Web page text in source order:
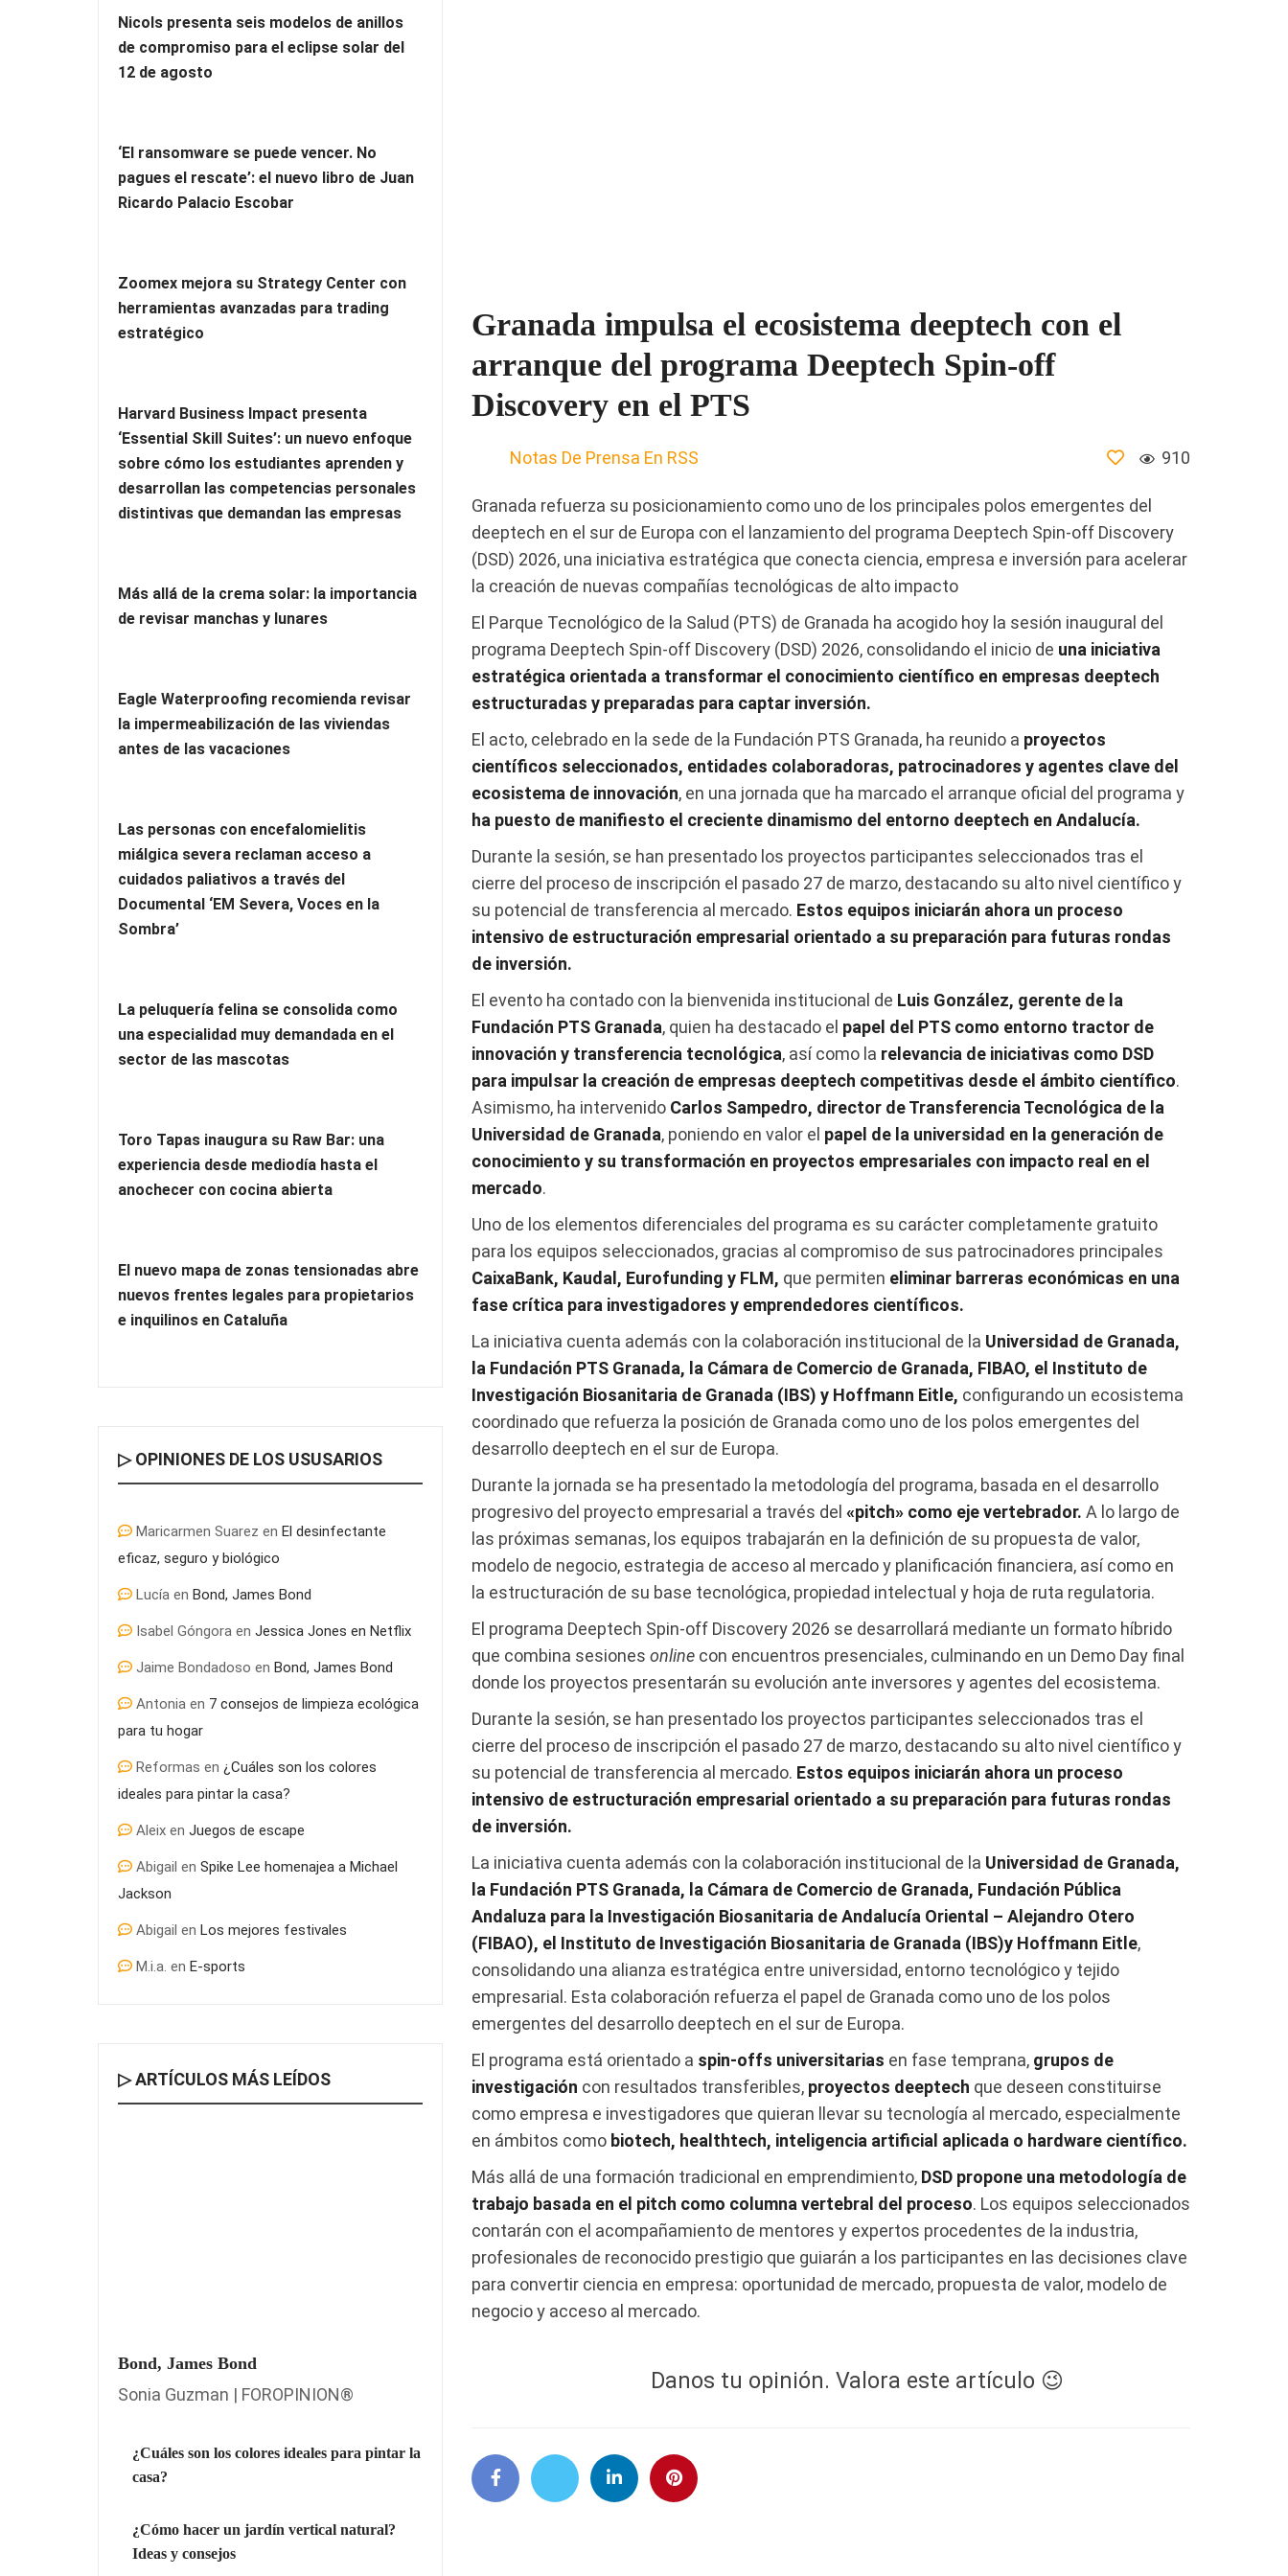
Granada impulsa el ecosistema deeptech con el
arranque del programa Deeptech Spin-off
Discovery en el PTS
Notas De Prensa En RSS 910
Granada refuerza su posicionamiento como uno de los principales polos emergentes del
deeptech en el sur de Europa con el lanzamiento del programa Deeptech Spin-off Discovery
(DSD) 2026, una iniciativa estratégica que conecta ciencia, empresa e inversión para acelerar
la creación de nuevas compañías tecnológicas de alto impacto
El Parque Tecnológico de la Salud (PTS) de Granada ha acogido hoy la sesión inaugural del
programa Deeptech Spin-off Discovery (DSD) 2026, consolidando el inicio de una iniciativa
estratégica orientada a transformar el conocimiento científico en empresas deeptech
estructuradas y preparadas para captar inversión.
El acto, celebrado en la sede de la Fundación PTS Granada, ha reunido a proyectos
científicos seleccionados, entidades colaboradoras, patrocinadores y agentes clave del
ecosistema de innovación, en una jornada que ha marcado el arranque oficial del programa y
ha puesto de manifiesto el creciente dinamismo del entorno deeptech en Andalucía.
Durante la sesión, se han presentado los proyectos participantes seleccionados tras el
cierre del proceso de inscripción el pasado 27 de marzo, destacando su alto nivel científico y
su potencial de transferencia al mercado. Estos equipos iniciarán ahora un proceso
intensivo de estructuración empresarial orientado a su preparación para futuras rondas
de inversión.
El evento ha contado con la bienvenida institucional de Luis González, gerente de la
Fundación PTS Granada, quien ha destacado el papel del PTS como entorno tractor de
innovación y transferencia tecnológica, así como la relevancia de iniciativas como DSD
para impulsar la creación de empresas deeptech competitivas desde el ámbito científico.
Asimismo, ha intervenido Carlos Sampedro, director de Transferencia Tecnológica de la
Universidad de Granada, poniendo en valor el papel de la universidad en la generación de
conocimiento y su transformación en proyectos empresariales con impacto real en el
mercado.
Uno de los elementos diferenciales del programa es su carácter completamente gratuito
para los equipos seleccionados, gracias al compromiso de sus patrocinadores principales
CaixaBank, Kaudal, Eurofunding y FLM, que permiten eliminar barreras económicas en una
fase crítica para investigadores y emprendedores científicos.
La iniciativa cuenta además con la colaboración institucional de la Universidad de Granada,
la Fundación PTS Granada, la Cámara de Comercio de Granada, FIBAO, el Instituto de
Investigación Biosanitaria de Granada (IBS) y Hoffmann Eitle, configurando un ecosistema
coordinado que refuerza la posición de Granada como uno de los polos emergentes del
desarrollo deeptech en el sur de Europa.
Durante la jornada se ha presentado la metodología del programa, basada en el desarrollo
progresivo del proyecto empresarial a través del «pitch» como eje vertebrador. A lo largo de
las próximas semanas, los equipos trabajarán en la definición de su propuesta de valor,
modelo de negocio, estrategia de acceso al mercado y planificación financiera, así como en
la estructuración de su base tecnológica, propiedad intelectual y hoja de ruta regulatoria.
El programa Deeptech Spin-off Discovery 2026 se desarrollará mediante un formato híbrido
que combina sesiones online con encuentros presenciales, culminando en un Demo Day final
donde los proyectos presentarán su evolución ante inversores y agentes del ecosistema.
Durante la sesión, se han presentado los proyectos participantes seleccionados tras el
cierre del proceso de inscripción el pasado 27 de marzo, destacando su alto nivel científico y
su potencial de transferencia al mercado. Estos equipos iniciarán ahora un proceso
intensivo de estructuración empresarial orientado a su preparación para futuras rondas
de inversión.
La iniciativa cuenta además con la colaboración institucional de la Universidad de Granada,
la Fundación PTS Granada, la Cámara de Comercio de Granada, Fundación Pública
Andaluza para la Investigación Biosanitaria de Andalucía Oriental – Alejandro Otero
(FIBAO), el Instituto de Investigación Biosanitaria de Granada (IBS)y Hoffmann Eitle,
consolidando una alianza estratégica entre universidad, entorno tecnológico y tejido
empresarial. Esta colaboración refuerza el papel de Granada como uno de los polos
emergentes del desarrollo deeptech en el sur de Europa.
El programa está orientado a spin-offs universitarias en fase temprana, grupos de
investigación con resultados transferibles, proyectos deeptech que deseen constituirse
como empresa e investigadores que quieran llevar su tecnología al mercado, especialmente
en ámbitos como biotech, healthtech, inteligencia artificial aplicada o hardware científico.
Más allá de una formación tradicional en emprendimiento, DSD propone una metodología de
trabajo basada en el pitch como columna vertebral del proceso. Los equipos seleccionados
contarán con el acompañamiento de mentores y expertos procedentes de la industria,
profesionales de reconocido prestigio que guiarán a los participantes en las decisiones clave
para convertir ciencia en empresa: oportunidad de mercado, propuesta de valor, modelo de
negocio y acceso al mercado.
Danos tu opinión. Valora este artículo 😉
Nicols presenta seis modelos de anillos
de compromiso para el eclipse solar del
12 de agosto
‘El ransomware se puede vencer. No
pagues el rescate’: el nuevo libro de Juan
Ricardo Palacio Escobar
Zoomex mejora su Strategy Center con
herramientas avanzadas para trading
estratégico
Harvard Business Impact presenta
‘Essential Skill Suites’: un nuevo enfoque
sobre cómo los estudiantes aprenden y
desarrollan las competencias personales
distintivas que demandan las empresas
Más allá de la crema solar: la importancia
de revisar manchas y lunares
Eagle Waterproofing recomienda revisar
la impermeabilización de las viviendas
antes de las vacaciones
Las personas con encefalomielitis
miálgica severa reclaman acceso a
cuidados paliativos a través del
Documental ‘EM Severa, Voces en la
Sombra’
La peluquería felina se consolida como
una especialidad muy demandada en el
sector de las mascotas
Toro Tapas inaugura su Raw Bar: una
experiencia desde mediodía hasta el
anochecer con cocina abierta
El nuevo mapa de zonas tensionadas abre
nuevos frentes legales para propietarios
e inquilinos en Cataluña
▷ OPINIONES DE LOS USUSARIOS
Maricarmen Suarez en El desinfectante
eficaz, seguro y biológico
Lucía en Bond, James Bond
Isabel Góngora en Jessica Jones en Netflix
Jaime Bondadoso en Bond, James Bond
Antonia en 7 consejos de limpieza ecológica
para tu hogar
Reformas en ¿Cuáles son los colores
ideales para pintar la casa?
Aleix en Juegos de escape
Abigail en Spike Lee homenajea a Michael
Jackson
Abigail en Los mejores festivales
M.i.a. en E-sports
▷ ARTÍCULOS MÁS LEÍDOS
Bond, James Bond
Sonia Guzman | FOROPINION®
¿Cuáles son los colores ideales para pintar la
casa?
¿Cómo hacer un jardín vertical natural?
Ideas y consejos